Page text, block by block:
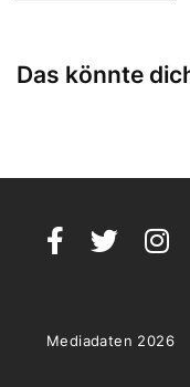
Das könnte
Mediadaten 2026